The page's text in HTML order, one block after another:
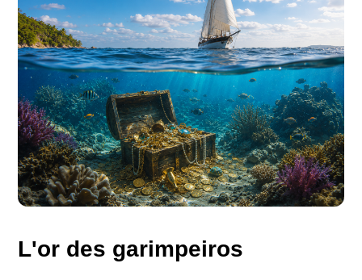
L'or des garimpeiros